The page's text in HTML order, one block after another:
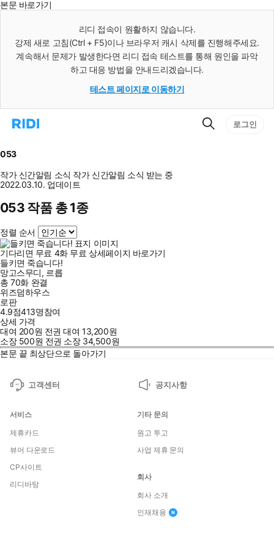
본문 바로가기
리디 접속이 원활하지 않습니다.
강제 새로 고침(Ctrl + F5)이나 브라우저 캐시 삭제를 진행해주세요.
계속해서 문제가 발생한다면 리디 접속 테스트를 통해 원인을 파악
하고 대응 방법을 안내드리겠습니다.
테스트 페이지로 이동하기
리
으
이
동
검
로그인
053
작가 신간알림 소식 작가 신간알림 소식 받는 중
2022.03.10. 업데이트
053 작품 총 1종
정렬 순서
기다리면 무료 4화 무료 상세페이지 바로가기
들키면 죽습니다!
망고스무디, 르릅
총 70화 완결
위즈덤하우스
로판
4.9점413명참여
상세 가격
대여 200원 전권 대여13,200원
소장 500원 전권 소장 34,500원
본문 끝 최상단으로 돌아가기
고객센터 공지사항
서비스
제휴카드
뷰어 다운로드
CP사이트
리디바탕
기타 문의
원고 투고
사업 제휴 문의
회사
회사 소개
인재채용